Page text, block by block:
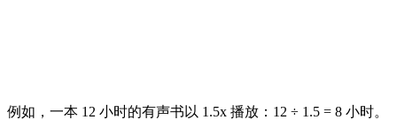
例如，一本 12 小时的有声书以 1.5x 播放：12 ÷ 1.5 = 8 小时。